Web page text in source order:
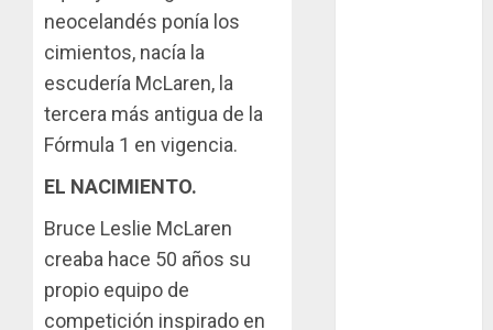
neocelandés ponía los
cimientos, nacía la
escudería McLaren, la
tercera más antigua de la
Fórmula 1 en vigencia.
EL NACIMIENTO.
Bruce Leslie McLaren
creaba hace 50 años su
propio equipo de
competición inspirado en